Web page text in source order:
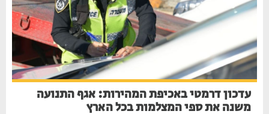
עדכון דרמטי באכיפת המהירות: אגף התנועה
משנה את ספי המצלמות בכל הארץ